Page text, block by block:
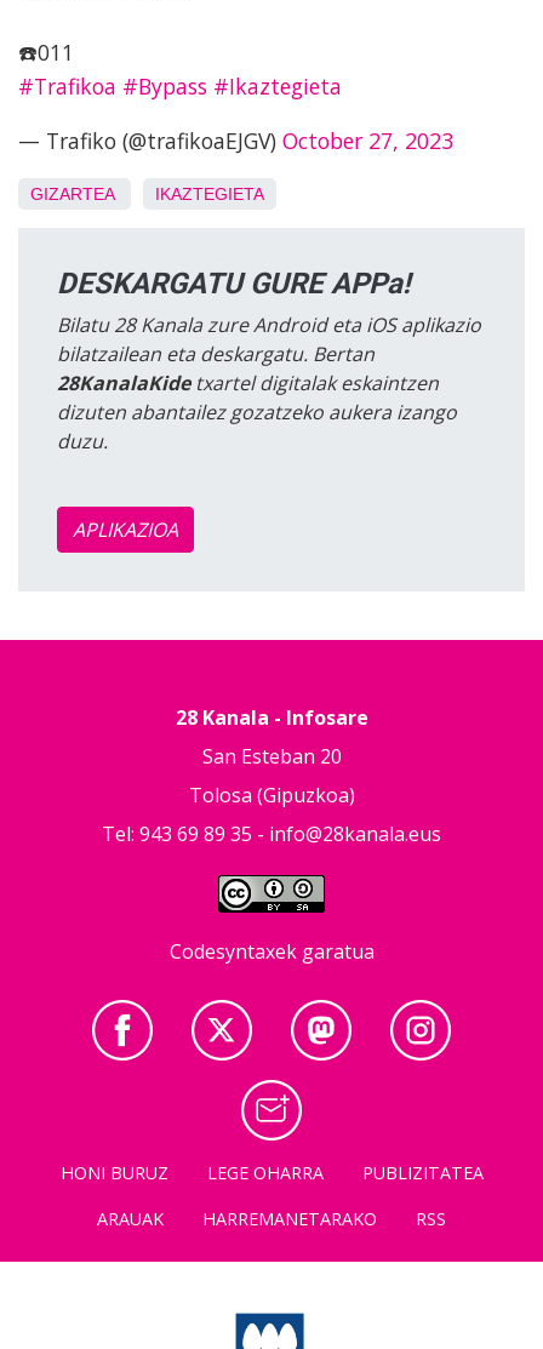
☎️011
#Trafikoa #Bypass #Ikaztegieta
— Trafiko (@trafikoaEJGV) October 27, 2023
GIZARTEA IKAZTEGIETA
DESKARGATU GURE APPa!
Bilatu 28 Kanala zure Android eta iOS aplikazio
bilatzailean eta deskargatu. Bertan
28KanalaKidetxartel digitalak eskaintzen
dizuten abantailez gozatzeko aukera izango
duzu.
APLIKAZIOA
28 Kanala - Infosare
San Esteban 20
Tolosa (Gipuzkoa)
Tel: 943 69 89 35 - info@28kanala.eus
Codesyntaxek garatua
HONI BURUZ LEGE OHARRA
PUBLIZITATEA
ARAUAK
HARREMANETARAKO RSS